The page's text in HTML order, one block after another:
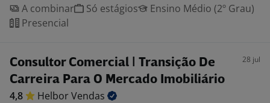
A combinar
Só estágios
Ensino Médio (2º Grau)
Presencial
Consultor Comercial | Transição De
Carreira Para O Mercado Imobiliário
28 jul
4,8 HelborVendas